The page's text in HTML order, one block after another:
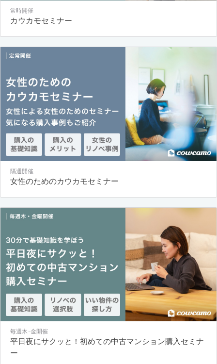
常時開催
カウカモセミナー
隔週開催
女性のためのカウカモセミナー
毎週木･金開催
平日夜にサクッと！初めての中古マンション購入セミナ
ー